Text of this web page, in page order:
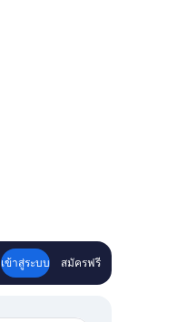
เข้าสู่ระบบ สมัครฟรี